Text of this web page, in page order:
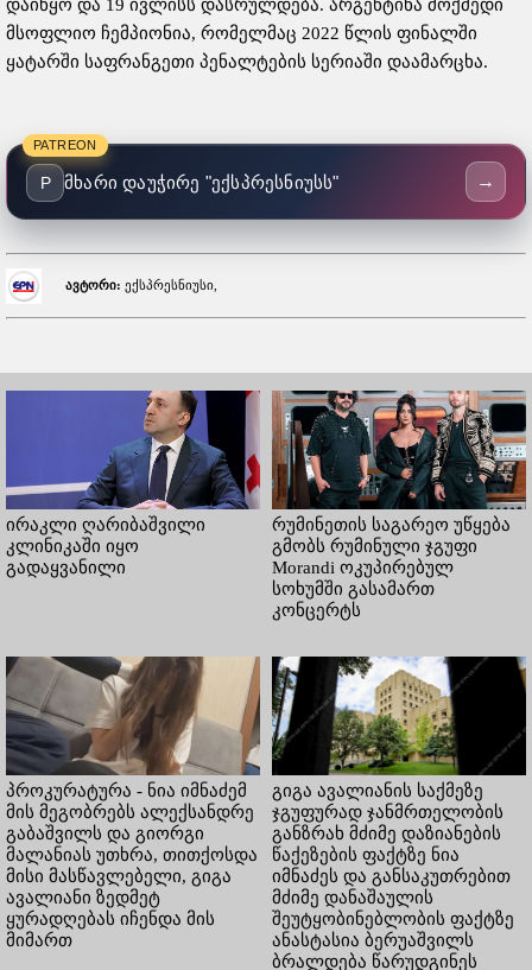
დაიწყო და 19 ივლისს დასრულდება. არგენტინა მოქმედი
მსოფლიო ჩემპიონია, რომელმაც 2022 წლის ფინალში
ყატარში საფრანგეთი პენალტების სერიაში დაამარცხა.
PATREON
P მხარი დაუჭირე "ექსპრესნიუსს" →
ავტორი: ექსპრესნიუსი,
ირაკლი ღარიბაშვილი
კლინიკაში იყო
გადაყვანილი
რუმინეთის საგარეო უწყება
გმობს რუმინული ჯგუფი
Morandi ოკუპირებულ
სოხუმში გასამართ
კონცერტს
პროკურატურა - ნია იმნაძემ
მის მეგობრებს ალექსანდრე
გაბაშვილს და გიორგი
მალანიას უთხრა, თითქოსდა
მისი მასწავლებელი, გიგა
ავალიანი ზედმეტ
ყურადღებას იჩენდა მის
მიმართ
გიგა ავალიანის საქმეზე
ჯგუფურად ჯანმრთელობის
განზრახ მძიმე დაზიანების
წაქეზების ფაქტზე ნია
იმნაძეს და განსაკუთრებით
მძიმე დანაშაულის
შეუტყობინებლობის ფაქტზე
ანასტასია ბერუაშვილს
ბრალდება წარუდგინეს